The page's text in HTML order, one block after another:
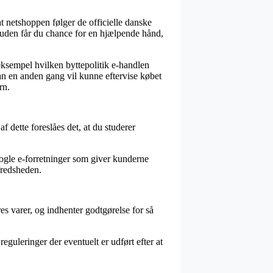
netshoppen følger de officielle danske
får du chance for en hjælpende hånd,
hvilken byttepolitik e-handlen
en anden gang vil kunne eftervise købet
dette foreslåes det, at du studerer
e-forretninger som giver kunderne
varer, og indhenter godtgørelse for så
der eventuelt er udført efter at